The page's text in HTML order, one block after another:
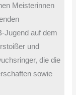
Meisterinnen
Jugend auf dem
und
die die
sowie